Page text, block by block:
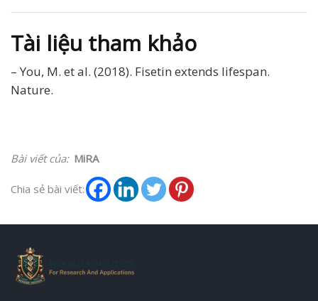
Tài liệu tham khảo
– You, M. et al. (2018). Fisetin extends lifespan.
Nature.
Bài viết của: MiRA
Chia sẻ bài viết: